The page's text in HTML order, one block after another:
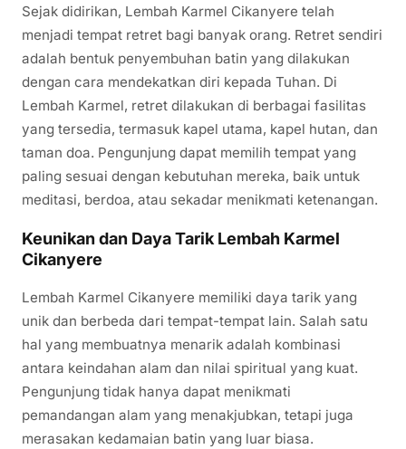
Sejak didirikan, Lembah Karmel Cikanyere telah
menjadi tempat retret bagi banyak orang. Retret sendiri
adalah bentuk penyembuhan batin yang dilakukan
dengan cara mendekatkan diri kepada Tuhan. Di
Lembah Karmel, retret dilakukan di berbagai fasilitas
yang tersedia, termasuk kapel utama, kapel hutan, dan
taman doa. Pengunjung dapat memilih tempat yang
paling sesuai dengan kebutuhan mereka, baik untuk
meditasi, berdoa, atau sekadar menikmati ketenangan.
Keunikan dan Daya Tarik Lembah Karmel
Cikanyere
Lembah Karmel Cikanyere memiliki daya tarik yang
unik dan berbeda dari tempat-tempat lain. Salah satu
hal yang membuatnya menarik adalah kombinasi
antara keindahan alam dan nilai spiritual yang kuat.
Pengunjung tidak hanya dapat menikmati
pemandangan alam yang menakjubkan, tetapi juga
merasakan kedamaian batin yang luar biasa.